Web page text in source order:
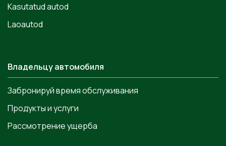
Kasutatud autod
Laoautod
Владельцу автомобиля
Забронируй время обслуживания
Продукты и услуги
Рассмотрение ущерба